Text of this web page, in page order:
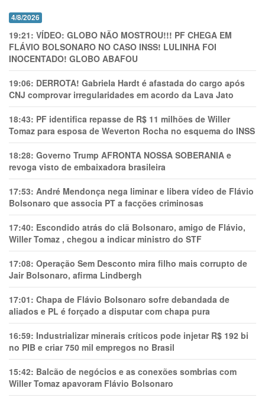
4/8/2026
19:21: VÍDEO: GLOBO NÃO MOSTROU!!! PF CHEGA EM
FLÁVIO BOLSONARO NO CASO INSS! LULINHA FOI
INOCENTADO! GLOBO ABAFOU
19:06: DERROTA! Gabriela Hardt é afastada do cargo após
CNJ comprovar irregularidades em acordo da Lava Jato
18:43: PF identifica repasse de R$ 11 milhões de Willer
Tomaz para esposa de Weverton Rocha no esquema do INSS
18:28: Governo Trump AFRONTA NOSSA SOBERANIA e
revoga visto de embaixadora brasileira
17:53: André Mendonça nega liminar e libera vídeo de Flávio
Bolsonaro que associa PT a facções criminosas
17:40: Escondido atrás do clã Bolsonaro, amigo de Flávio,
Willer Tomaz , chegou a indicar ministro do STF
17:08: Operação Sem Desconto mira filho mais corrupto de
Jair Bolsonaro, afirma Lindbergh
17:01: Chapa de Flávio Bolsonaro sofre debandada de
aliados e PL é forçado a disputar com chapa pura
16:59: Industrializar minerais críticos pode injetar R$ 192 bi
no PIB e criar 750 mil empregos no Brasil
15:42: Balcão de negócios e as conexões sombrias com
Willer Tomaz apavoram Flávio Bolsonaro